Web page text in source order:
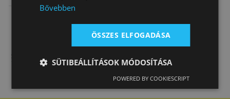
Bővebben
ÖSSZES ELFOGADÁSA
SÜTIBEÁLLÍTÁSOK MÓDOSÍTÁSA
POWERED BY COOKIESCRIPT